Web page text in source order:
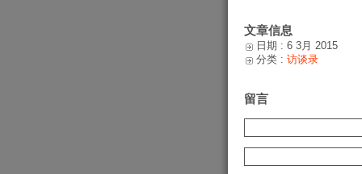
文章信息
日期 : 6 3月 2015
分类 : 访谈录
留言